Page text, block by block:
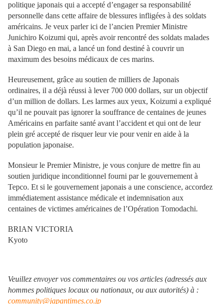
politique japonais qui a accepté d’engager sa responsabilité
personnelle dans cette affaire de blessures infligées à des soldats
américains. Je veux parler ici de l’ancien Premier Ministre
Junichiro Koizumi qui, après avoir rencontré des soldats malades
à San Diego en mai, a lancé un fond destiné à couvrir un
maximum des besoins médicaux de ces marins.
Heureusement, grâce au soutien de milliers de Japonais
ordinaires, il a déjà réussi à lever 700 000 dollars, sur un objectif
d’un million de dollars. Les larmes aux yeux, Koizumi a expliqué
qu’il ne pouvait pas ignorer la souffrance de centaines de jeunes
Américains en parfaite santé avant l’accident et qui ont de leur
plein gré accepté de risquer leur vie pour venir en aide à la
population japonaise.
Monsieur le Premier Ministre, je vous conjure de mettre fin au
soutien juridique inconditionnel fourni par le gouvernement à
Tepco. Et si le gouvernement japonais a une conscience, accordez
immédiatement assistance médicale et indemnisation aux
centaines de victimes américaines de l’Opération Tomodachi.
BRIAN VICTORIA
Kyoto
Veuillez envoyer vos commentaires ou vos articles (adressés aux
hommes politiques locaux ou nationaux, ou aux autorités) à :
community@japantimes.co.jp